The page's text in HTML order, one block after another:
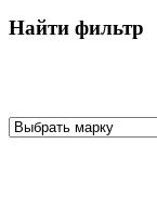
Найти фильтр